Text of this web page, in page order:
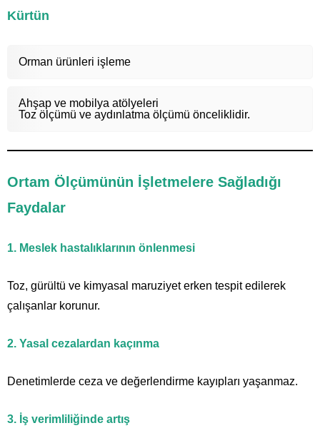
Kürtün
Orman ürünleri işleme
Ahşap ve mobilya atölyeleri
Toz ölçümü ve aydınlatma ölçümü önceliklidir.
Ortam Ölçümünün İşletmelere Sağladığı
Faydalar
1. Meslek hastalıklarının önlenmesi
Toz, gürültü ve kimyasal maruziyet erken tespit edilerek
çalışanlar korunur.
2. Yasal cezalardan kaçınma
Denetimlerde ceza ve değerlendirme kayıpları yaşanmaz.
3. İş verimliliğinde artış